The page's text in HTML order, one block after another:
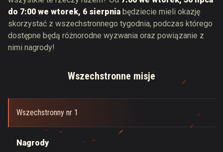
do 7:00 we wtorek, 6 sierpnia będziecie mieli okazję
skorzystać z wszechstronnego tygodnia, podczas którego
dostępne będą różnorodne wyzwania oraz powiązanie z
nimi nagrody!
Wszechstronne misje
Wszechstronny nr 1
Nagrody